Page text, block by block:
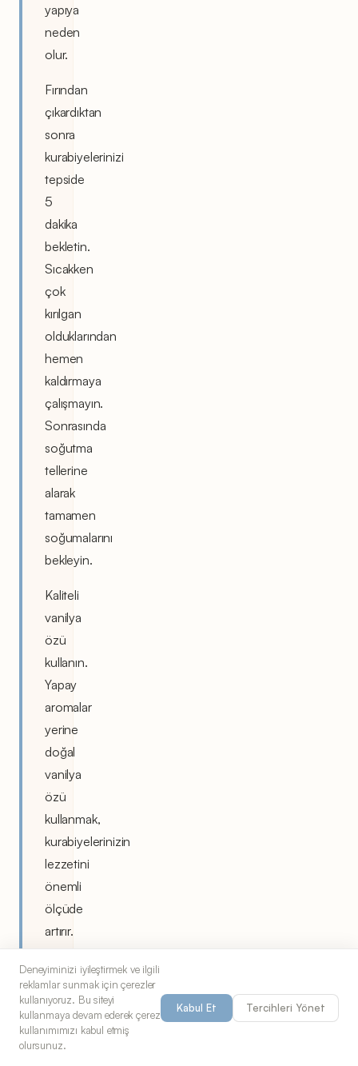
yapıya
neden
olur.
Fırından
çıkardıktan
sonra
kurabiyelerinizi
tepside
5
dakika
bekletin.
Sıcakken
çok
kırılgan
olduklarından
hemen
kaldırmaya
çalışmayın.
Sonrasında
soğutma
tellerine
alarak
tamamen
soğumalarını
bekleyin.
Kaliteli
vanilya
özü
kullanın.
Yapay
aromalar
yerine
doğal
vanilya
özü
kullanmak,
kurabiyelerinizin
lezzetini
önemli
ölçüde
artırır.
Vanilya
çubuğu
kullanıyorsanız
çekirdeklerini
kazıyıp
Deneyiminizi iyileştirmek ve ilgili
reklamlar sunmak için çerezler
kullanıyoruz. Bu siteyi
kullanmaya devam ederek çerez
kullanımımızı kabul etmiş
olursunuz.
Kabul Et Tercihleri Yönet